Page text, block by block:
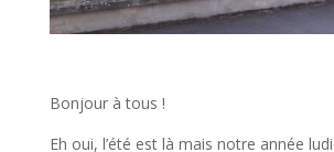
Bonjour à tous !
Eh oui, l’été est là mais notre année